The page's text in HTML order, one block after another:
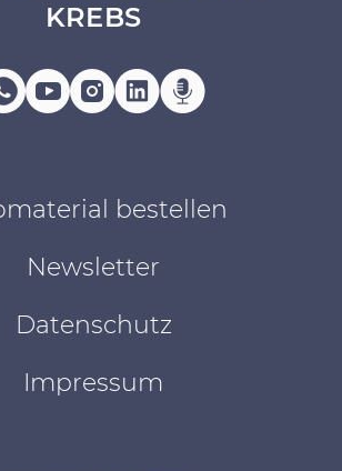
KREBS
bestellen
Newsletter
Datenschutz
Impressum